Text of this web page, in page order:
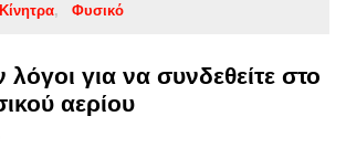
Κίνητρα Φυσικό
λόγοι για να συνδεθείτε στο
αερίου